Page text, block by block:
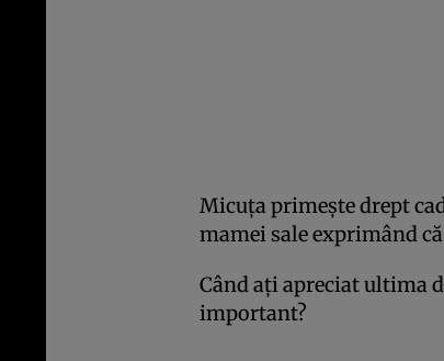
Micuţa primeşte drept
mamei sale exprimând
Când aţi apreciat ultima
important?